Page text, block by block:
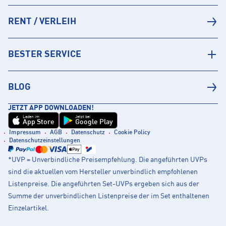
RENT / VERLEIH
BESTER SERVICE
BLOG
JETZT APP DOWNLOADEN!
Laden im
App Store
Jetzt bei
Google Play
Impressum AGB Datenschutz
Cookie Policy
Datenschutzeinstellungen
*UVP = Unverbindliche Preisempfehlung. Die angeführten UVPs
sind die aktuellen vom Hersteller unverbindlich empfohlenen
Listenpreise. Die angeführten Set-UVPs ergeben sich aus der
Summe der unverbindlichen Listenpreise der im Set enthaltenen
Einzelartikel.